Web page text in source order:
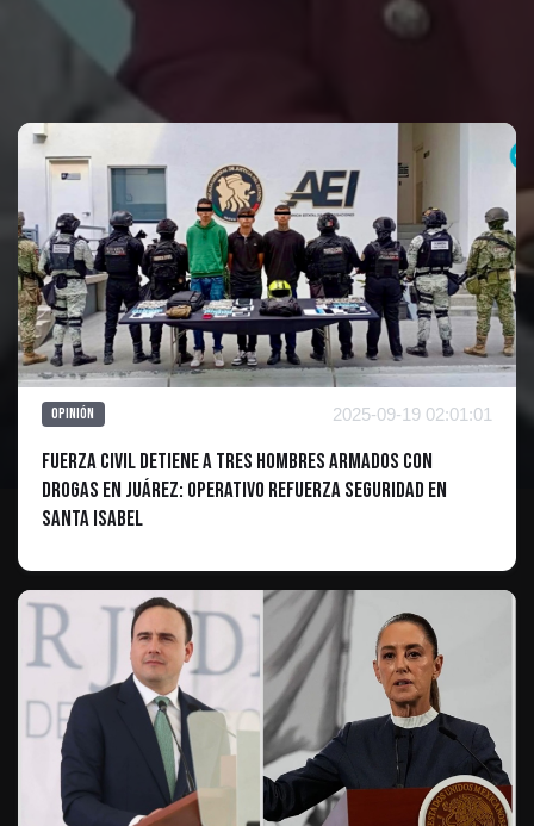
Opinión 2025-09-19 02:01:01
Fuerza Civil Detiene a Tres Hombres Armados con
Drogas en Juárez: Operativo Refuerza Seguridad en
Santa Isabel